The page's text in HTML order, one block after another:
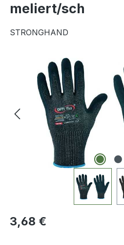
meliert/sch
STRONGHAND
Bildergalerie überspringen
Regulärer Preis:
3,68 €